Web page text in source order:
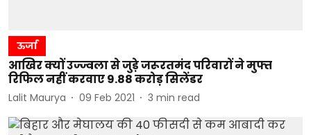
ऊर्जा
आखिर क्यों उज्ज्वला से जुड़े जरूरतमंद परिवारों ने मुफ्त
रिफिल नहीं करवाए 9.88 करोड़ सिलेंडर
Lalit Maurya 09 Feb 2021 3 min read